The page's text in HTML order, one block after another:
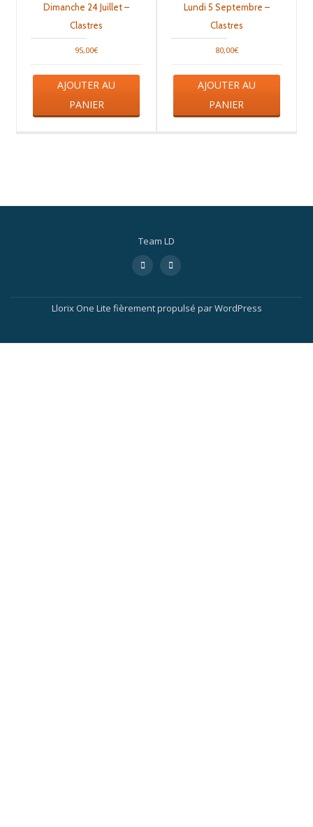
Dimanche 24 Juillet –
Clastres
95,00€
AJOUTER AU
PANIER
Lundi 5 Septembre –
Clastres
80,00€
AJOUTER AU
PANIER
Team LD
Llorix One Lite fièrement propulsé parWordPress